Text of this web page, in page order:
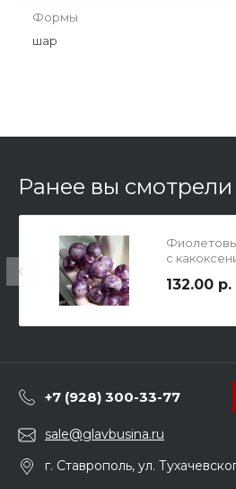
Формы
шар
Ранее вы смотрели
с
13мм, отв
132.00 р.
+7 (928) 300-33-77
sale@glavbusina.ru
г. Ставрополь, ул.